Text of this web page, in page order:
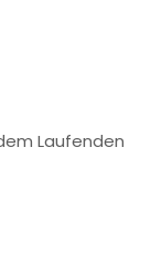
Laufenden